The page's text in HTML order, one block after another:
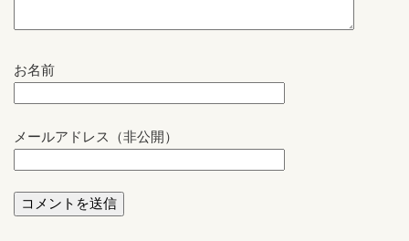
お名前
メールアドレス（非公開）